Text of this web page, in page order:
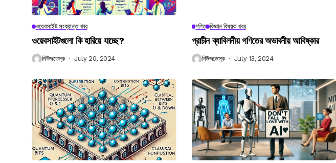
ওয়েবসাইট সংক্রান্ত খবর
ওয়েবসাইটগুলো কি হারিয়ে যাচ্ছে?
নিউজডেস্ক July 20, 2024
গণিত বিজ্ঞান বিষয়ক খবর
প্রাচীন ব্যাবিলনীয় গণিতের অভাবনীয় আবিষ্কার
নিউজডেস্ক July 13, 2024